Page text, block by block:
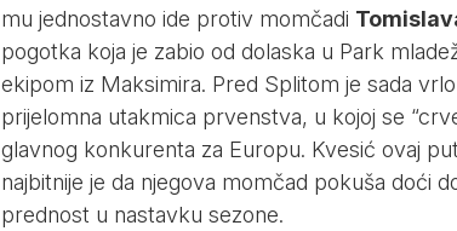
mu jednostavno ide protiv momčadi
pogotka koja je zabio od dolaska u Park
ekipom iz Maksimira. Pred Splitom je sada
prijelomna utakmica prvenstva, u kojoj se
glavnog konkurenta za Europu. Kvesić ovaj
najbitnije je da njegova momčad pokuša doći
prednost u nastavku sezone.